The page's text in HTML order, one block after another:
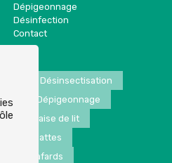
Dépigeonnage
Désinfection
Contact
Désinsectisation
Dépigeonnage
Punaise de lit
de blattes
de cafards